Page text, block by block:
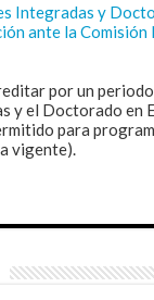
Integradas y
ante la Comisión
por un
y el Doctorado en
para
vigente).